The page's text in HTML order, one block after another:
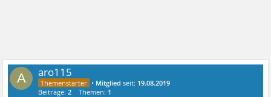
A aro115
• Mitglied seit: 19.08.2019
Beiträge:2 Themen: 1